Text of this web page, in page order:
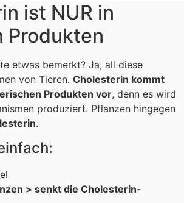
ist NUR in
Produkten
etwas bemerkt? Ja, all diese
von Tieren. Cholesterin kommt
Produkten vor, denn es wird
produziert. Pflanzen hingegen
.
> senkt die Cholesterin-